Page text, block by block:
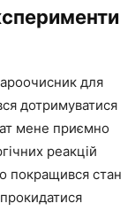
для
дотримуватися
мене приємно
реакцій
покращився стан